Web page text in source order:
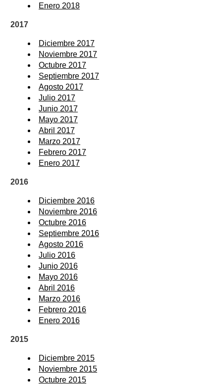
Enero 2018
2017
Diciembre 2017
Noviembre 2017
Octubre 2017
Septiembre 2017
Agosto 2017
Julio 2017
Junio 2017
Mayo 2017
Abril 2017
Marzo 2017
Febrero 2017
Enero 2017
2016
Diciembre 2016
Noviembre 2016
Octubre 2016
Septiembre 2016
Agosto 2016
Julio 2016
Junio 2016
Mayo 2016
Abril 2016
Marzo 2016
Febrero 2016
Enero 2016
2015
Diciembre 2015
Noviembre 2015
Octubre 2015